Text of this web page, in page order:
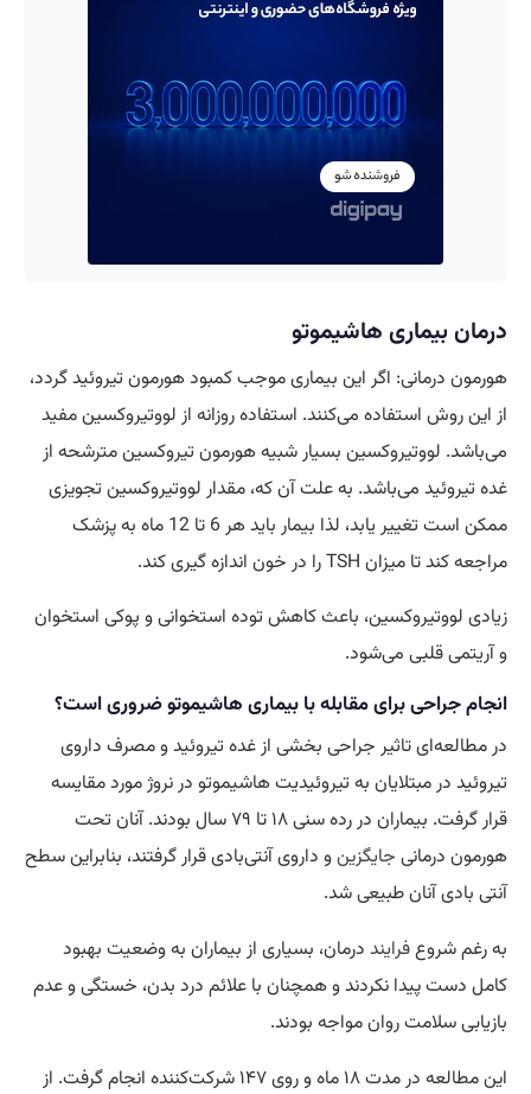
درمان بیماری هاشیموتو
هورمون درمانی: اگر این بیماری موجب کمبود هورمون تیروئید گردد،
از این روش استفاده می‌کنند. استفاده روزانه از لووتیروکسین مفید
می‌باشد. لووتیروکسین بسیار شبیه هورمون تیروکسین مترشحه از
غده تیروئید می‌باشد. به علت آن که، مقدار لووتیروکسین تجویزی
ممکن است تغییر یابد، لذا بیمار باید هر 6 تا 12 ماه به پزشک
مراجعه کند تا میزان TSH را در خون اندازه گیری کند.
زیادی لووتیروکسین، باعث کاهش توده استخوانی و پوکی استخوان
و آریتمی قلبی می‌شود.
انجام جراحی برای مقابله با بیماری هاشیموتو ضروری است؟
در مطالعه‌ای تاثیر جراحی بخشی از غده تیروئید و مصرف داروی
تیروئید در مبتلایان به تیروئیدیت هاشیموتو در نروژ مورد مقایسه
قرار گرفت. بیماران در رده سنی ۱۸ تا ۷۹ سال بودند. آنان تحت
هورمون درمانی جایگزینو داروی آنتی‌بادی قرار گرفتند، بنابراین سطح
آنتی بادی آنان طبیعی شد.
به رغم شروعفرایند درمان، بسیاری از بیماران به وضعیت بهبود
کامل دست پیدا نکردند و همچنان با علائم درد بدن، خستگی و عدم
بازیابی سلامت روان مواجه بودند.
این مطالعه در مدت ۱۸ ماه و روی ۱۴۷ شرکت‌کننده انجام گرفت. از